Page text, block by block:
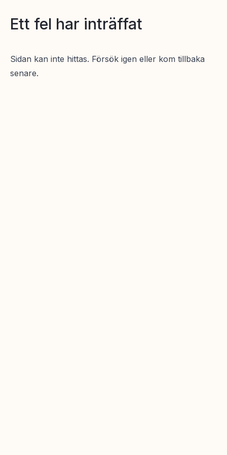
Ett fel har inträffat
Sidan kan inte hittas. Försök igen eller kom tillbaka
senare.